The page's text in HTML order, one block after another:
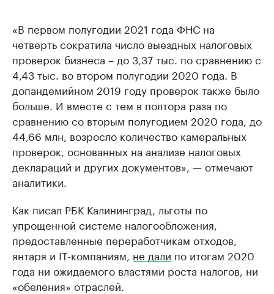
«В первом полугодии 2021 года ФНС на
четверть сократила число выездных налоговых
проверок бизнеса – до 3,37 тыс. по сравнению с
4,43 тыс. во втором полугодии 2020 года. В
допандемийном 2019 году проверок также было
больше. И вместе с тем в полтора раза по
сравнению со вторым полугодием 2020 года, до
44,66 млн, возросло количество камеральных
проверок, основанных на анализе налоговых
деклараций и других документов», — отмечают
аналитики.
Как писал РБК Калининград, льготы по
упрощенной системе налогообложения,
предоставленные переработчикам отходов,
янтаря и IT-компаниям, не дали по итогам 2020
года ни ожидаемого властями роста налогов, ни
«обеления» отраслей.